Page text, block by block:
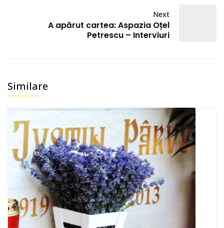
Next
A apărut cartea: Aspazia Oțel
Petrescu – Interviuri
Similare